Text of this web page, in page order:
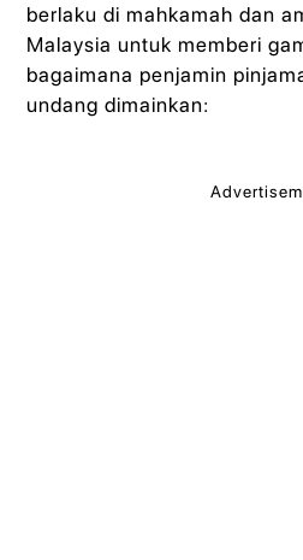
berlaku di mahkamah dan
Malaysia untuk memberi
bagaimana penjamin
undang dimainkan: